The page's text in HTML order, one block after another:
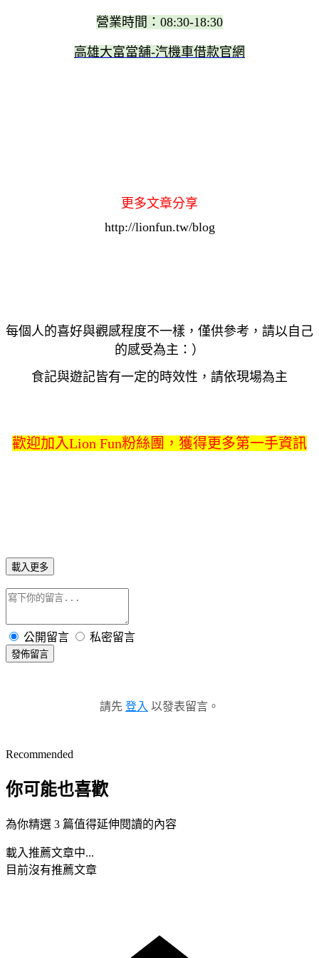
營業時間：08:30-18:30
高雄大富當舖-汽機車借款官網
更多文章分享
http://lionfun.tw/blog
每個人的喜好與觀感程度不一樣，僅供參考，請以自己
的感受為主：）
食記與遊記皆有一定的時效性，請依現場為主
歡迎加入Lion Fun粉絲團，獲得更多第一手資訊
載入更多
公開留言 私密留言
發佈留言
請先 登入 以發表留言。
Recommended
你可能也喜歡
為你精選 3 篇值得延伸閱讀的內容
載入推薦文章中...
目前沒有推薦文章